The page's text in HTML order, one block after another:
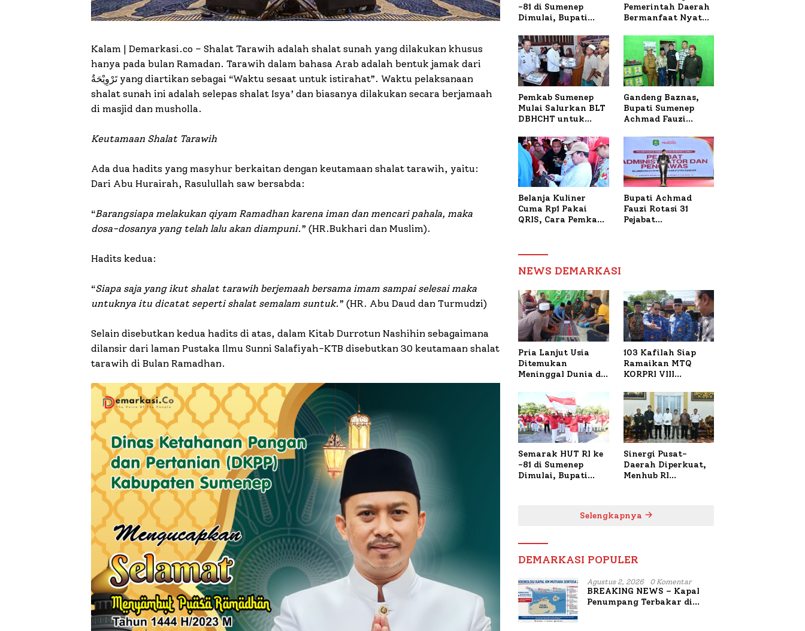
Kalam | Demarkasi.co – Shalat Tarawih adalah shalat sunah yang dilakukan khusus
hanya pada bulan Ramadan. Tarawih dalam bahasa Arab adalah bentuk jamak dari
تَرْوِيْحَةٌ yang diartikan sebagai “Waktu sesaat untuk istirahat”. Waktu pelaksanaan
shalat sunah ini adalah selepas shalat Isya’ dan biasanya dilakukan secara berjamaah
di masjid dan musholla.
Keutamaan Shalat Tarawih
Ada dua hadits yang masyhur berkaitan dengan keutamaan shalat tarawih, yaitu:
Dari Abu Hurairah, Rasulullah saw bersabda:
“Barangsiapa melakukan qiyam Ramadhan karena iman dan mencari pahala, maka
dosa-dosanya yang telah lalu akan diampuni.” (HR.Bukhari dan Muslim).
Hadits kedua:
“Siapa saja yang ikut shalat tarawih berjemaah bersama imam sampai selesai maka
untuknya itu dicatat seperti shalat semalam suntuk.” (HR. Abu Daud dan Turmudzi)
Selain disebutkan kedua hadits di atas, dalam Kitab Durrotun Nashihin sebagaimana
dilansir dari laman Pustaka Ilmu Sunni Salafiyah-KTB disebutkan 30 keutamaan shalat
tarawih di Bulan Ramadhan.
-81 di Sumenep
Dimulai, Bupati
Doa untuk Korban
Kapal Terbakar
Pemerintah Daerah
Bermanfaat Nyata
Bupati Sumenep
Tinjau Langsung
Budidaya Lele dan
Ayam Petelur di
Desa Bataal Timur
Pemkab Sumenep
Mulai Salurkan BLT
DBHCHT untuk
Tani Tembakau
Gandeng Baznas,
Bupati Sumenep
Achmad Fauzi
Serahkan Bantuan
Bedah RTLH di Dua
Kecamatan
Belanja Kuliner
Cuma Rp1 Pakai
QRIS, Cara Pemkab
Bupati Achmad
Fauzi Rotasi 31
Pejabat
NEWS DEMARKASI
Pria Lanjut Usia
Ditemukan
Meninggal Dunia di
Polresta Lakukan
Olah TKP
103 Kafilah Siap
Ramaikan MTQ
KORPRI VIII
1.024 Peserta
Terdaftar
Semarak HUT RI ke
-81 di Sumenep
Dimulai, Bupati
Sinergi Pusat-
Daerah Diperkuat,
Menhub RI
Mutiara Sentosa II
Selengkapnya
DEMARKASI POPULER
Agustus 2, 2026 0 Komentar
BREAKING NEWS – Kapal
Penumpang Terbakar di